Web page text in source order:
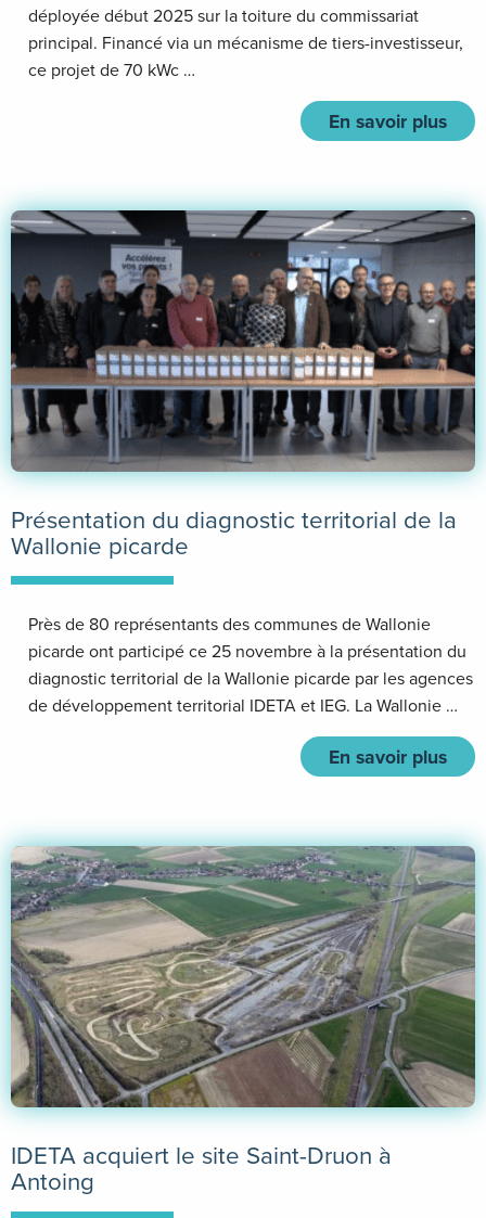
déployée début 2025 sur la toiture du commissariat
principal. Financé via un mécanisme de tiers-investisseur,
ce projet de 70 kWc …
En savoir plus
Présentation du diagnostic territorial de la
Wallonie picarde
Près de 80 représentants des communes de Wallonie
picarde ont participé ce 25 novembre à la présentation du
diagnostic territorial de la Wallonie picarde par les agences
de développement territorial IDETA et IEG. La Wallonie …
En savoir plus
IDETA acquiert le site Saint-Druon à
Antoing